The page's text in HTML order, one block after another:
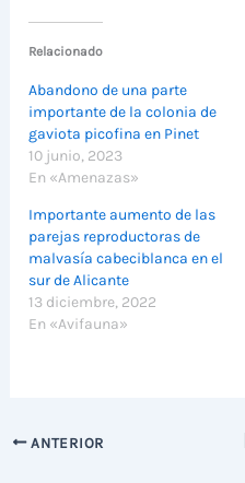
Relacionado
Abandono de una parte
importante de la colonia de
gaviota picofina en Pinet
10 junio, 2023
En «Amenazas»
Importante aumento de las
parejas reproductoras de
malvasía cabeciblanca en el
sur de Alicante
13 diciembre, 2022
En «Avifauna»
ANTERIOR